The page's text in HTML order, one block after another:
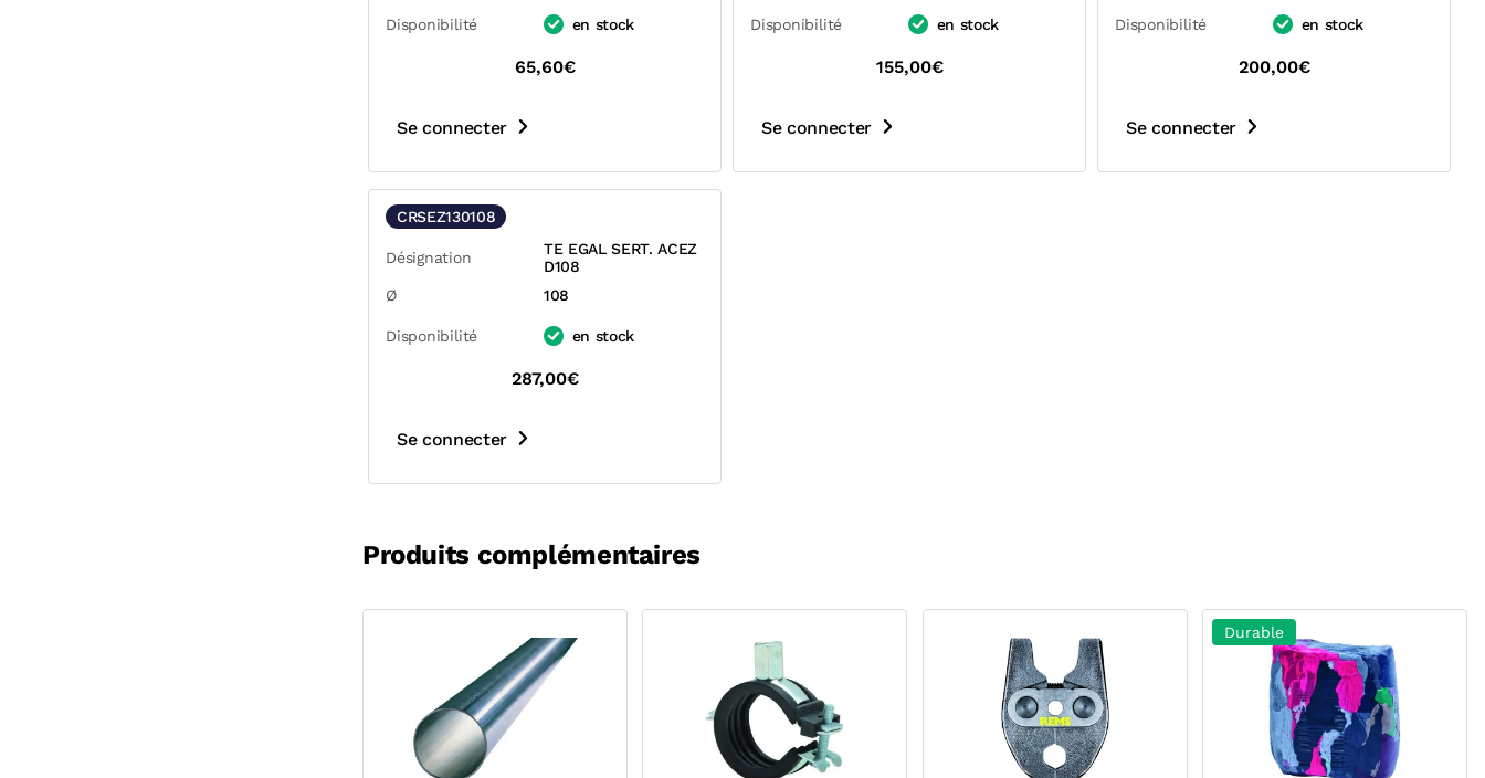
Disponibilité en stock
65,60€
Se connecter
Disponibilité en stock
155,00€
Se connecter
Disponibilité en stock
200,00€
Se connecter
CRSEZ130108
Désignation
TE EGAL SERT. ACEZ
D108
Ø
108
Disponibilité en stock
287,00€
Se connecter
Produits complémentaires
Durable